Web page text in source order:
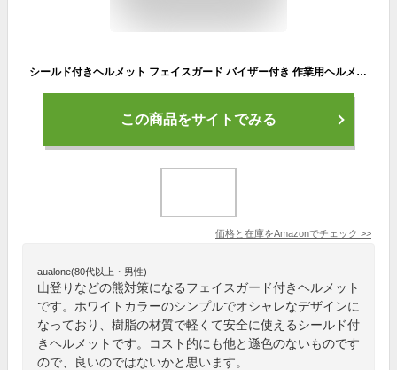
シールド付きヘルメット フェイスガード バイザー付き 作業用ヘルメット/子供乗せ自転車 安全帽
この商品をサイトでみる
価格と在庫をAmazonでチェック >>
aualone(80代以上・男性)
山登りなどの熊対策になるフェイスガード付きヘルメット
です。ホワイトカラーのシンプルでオシャレなデザインに
なっており、樹脂の材質で軽くて安全に使えるシールド付
きヘルメットです。コスト的にも他と遜色のないものです
ので、良いのではないかと思います。